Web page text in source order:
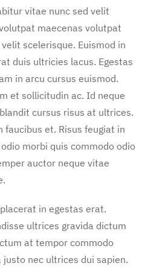
vitae nunc sed velit
maecenas volutpat
scelerisque. Euismod in
duis ultricies lacus. Egestas
in arcu cursus euismod.
et sollicitudin ac. Id neque
cursus risus at ultrices.
faucibus et. Risus feugiat in
morbi quis commodo odio
auctor neque vitae
in egestas erat.
ultrices gravida dictum
at tempor commodo
nec ultrices dui sapien.